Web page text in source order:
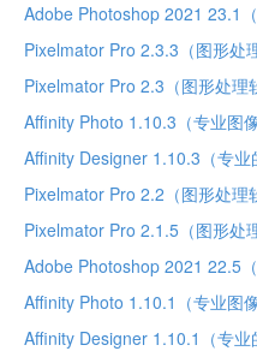
Pixelmator Pro 2.3.3（图形处
Pixelmator Pro 2.3（图形处理
Affinity Photo 1.10.3（专业图
Pixelmator Pro 2.2（图形处理
Pixelmator Pro 2.1.5（图形处
Affinity Photo 1.10.1（专业图